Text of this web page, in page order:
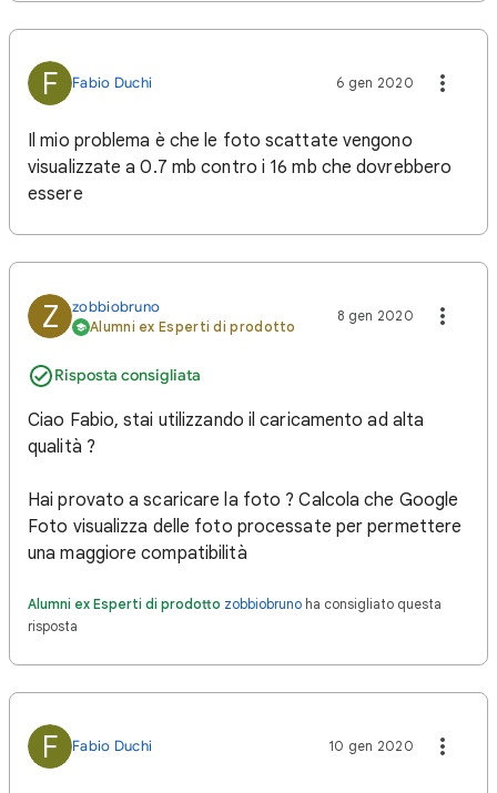
F Fabio Duchi 6 gen 2020
Il mio problema è che le foto scattate vengono
visualizzate a 0.7 mb contro i 16 mb che dovrebbero
essere
Z zobbiobruno
Alumni ex Esperti di prodotto
Risposta consigliata
8 gen 2020
Ciao Fabio, stai utilizzando il caricamento ad alta
qualità ?
Hai provato a scaricare la foto ? Calcola che Google
Foto visualizza delle foto processate per permettere
una maggiore compatibilità
Alumni ex Esperti di prodotto zobbiobruno ha consigliato questa
risposta
F Fabio Duchi 10 gen 2020